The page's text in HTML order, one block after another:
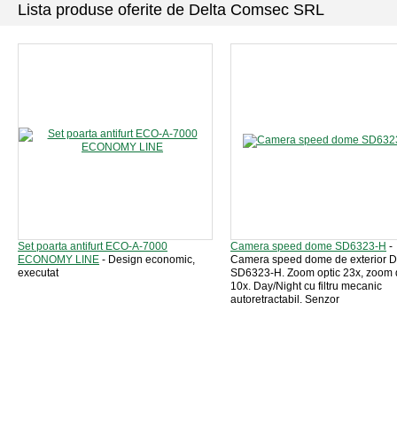
Lista produse oferite de Delta Comsec SRL
Set poarta antifurt ECO-A-7000
ECONOMY LINE - Design economic,
executat
Camera speed dome SD6323-H -
Camera speed dome de exterior
SD6323-H. Zoom optic 23x, zoom
10x. Day/Night cu filtru mecanic
autoretractabil. Senzor